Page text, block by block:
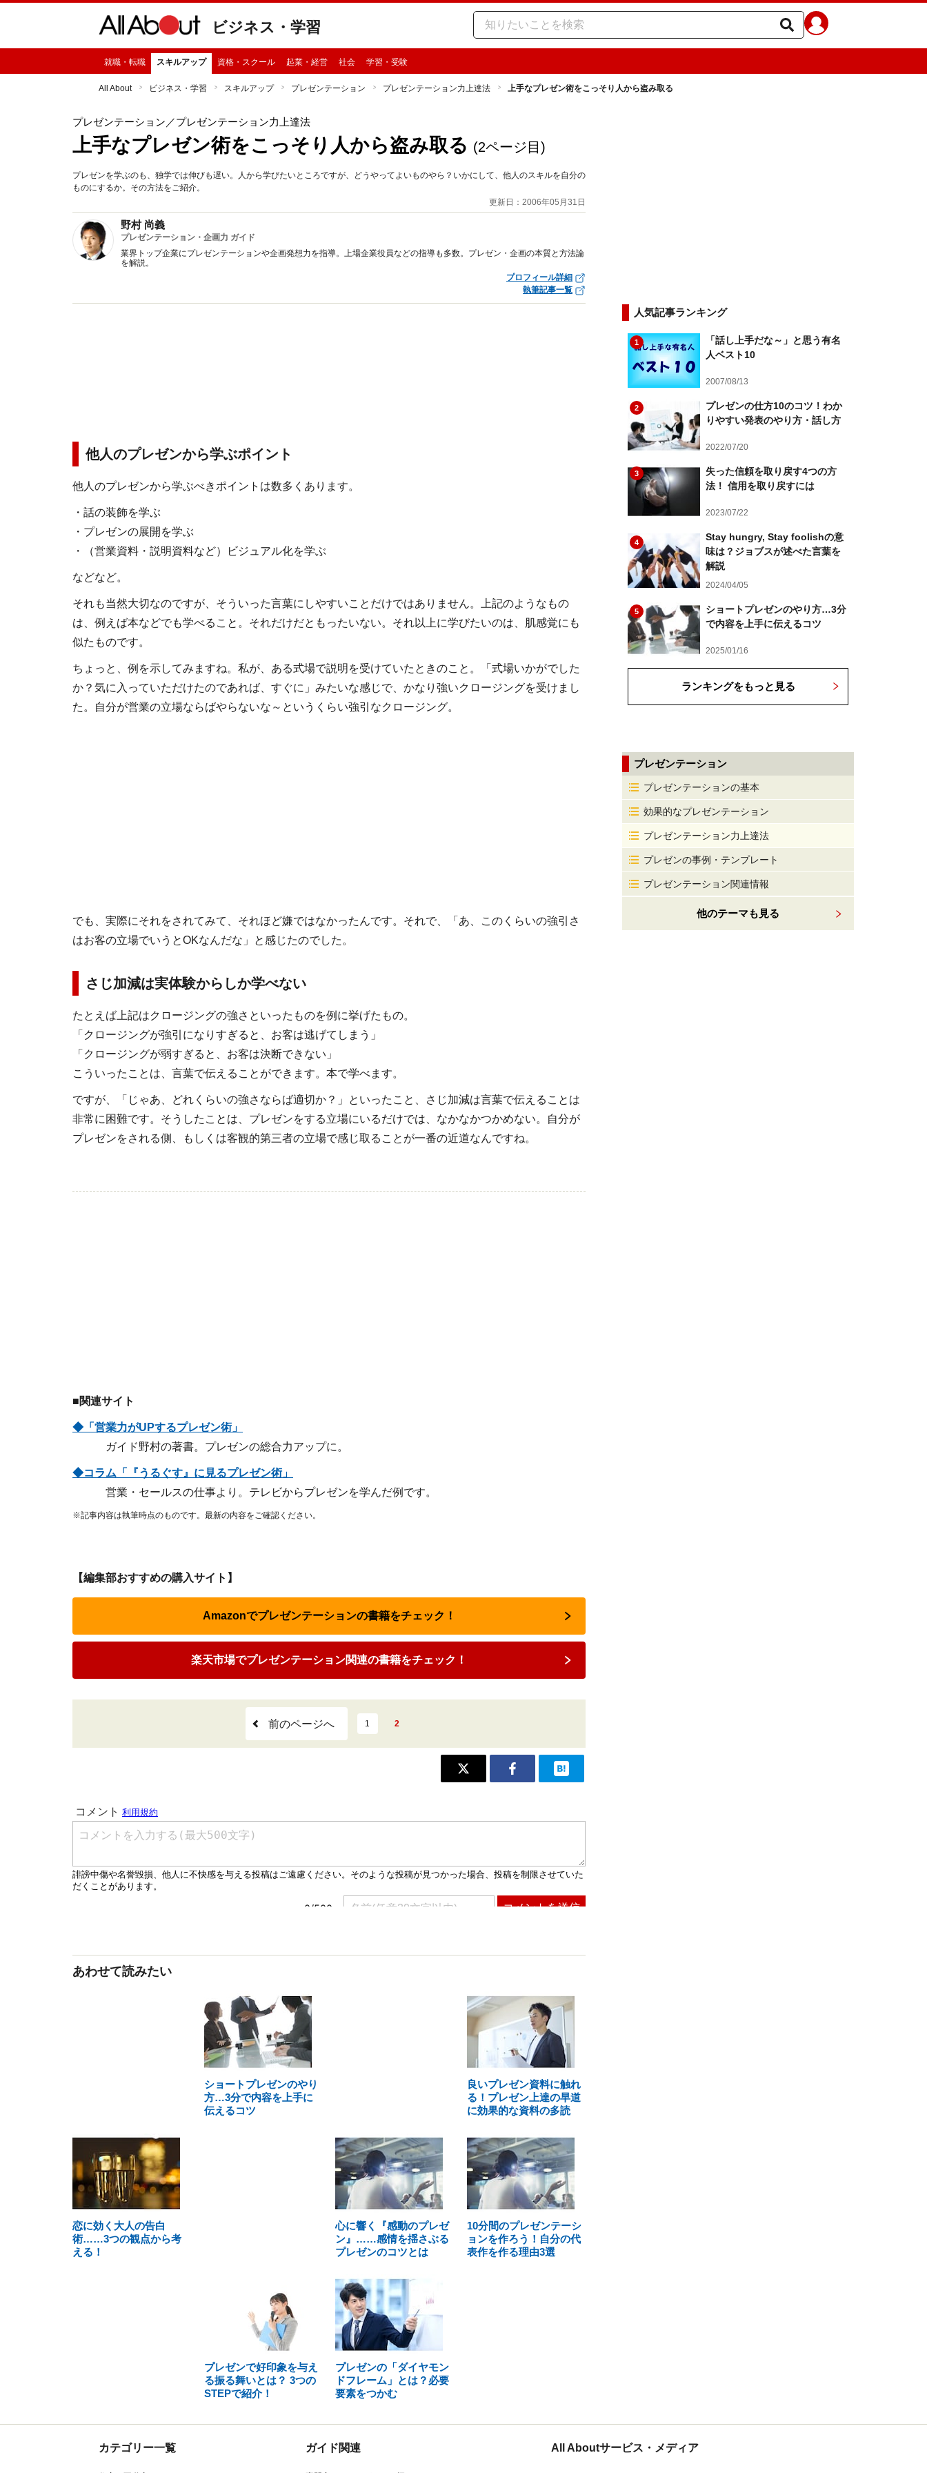
ビジネス・学習
就職・転職 スキルアップ 資格・スクール 起業・経営 社会 学習・受験
All About ビジネス・学習 スキルアップ プレゼンテーション プレゼンテーション力上達法 上手なプレゼン術をこっそり人から盗み取る
プレゼンテーション ／プレゼンテーション力上達法
上手なプレゼン術をこっそり人から盗み取る (2ページ目)
プレゼンを学ぶのも、独学では伸びも遅い。人から学びたいところですが、どうやってよいものやら？いかにして、他人のスキルを自分の
ものにするか。その方法をご紹介。
更新日：2006年05月31日
野村 尚義
プレゼンテーション・企画力 ガイド
業界トップ企業にプレゼンテーションや企画発想力を指導。上場企業役員などの指導も多数。プレゼン・企画の本質と方法論
を解説。
プロフィール詳細
執筆記事一覧
他人のプレゼンから学ぶポイント
他人のプレゼンから学ぶべきポイントは数多くあります。
・話の装飾を学ぶ
・プレゼンの展開を学ぶ
・（営業資料・説明資料など）ビジュアル化を学ぶ
などなど。
それも当然大切なのですが、そういった言葉にしやすいことだけではありません。上記のようなもの
は、例えば本などでも学べること。それだけだともったいない。それ以上に学びたいのは、肌感覚にも
似たものです。
ちょっと、例を示してみますね。私が、ある式場で説明を受けていたときのこと。「式場いかがでした
か？気に入っていただけたのであれば、すぐに」みたいな感じで、かなり強いクロージングを受けまし
た。自分が営業の立場ならばやらないな～というくらい強引なクロージング。
でも、実際にそれをされてみて、それほど嫌ではなかったんです。それで、「あ、このくらいの強引さ
はお客の立場でいうとOKなんだな」と感じたのでした。
さじ加減は実体験からしか学べない
たとえば上記はクロージングの強さといったものを例に挙げたもの。
「クロージングが強引になりすぎると、お客は逃げてしまう」
「クロージングが弱すぎると、お客は決断できない」
こういったことは、言葉で伝えることができます。本で学べます。
ですが、「じゃあ、どれくらいの強さならば適切か？」といったこと、さじ加減は言葉で伝えることは
非常に困難です。そうしたことは、プレゼンをする立場にいるだけでは、なかなかつかめない。自分が
プレゼンをされる側、もしくは客観的第三者の立場で感じ取ることが一番の近道なんですね。
■関連サイト
◆「営業力がUPするプレゼン術」
ガイド野村の著書。プレゼンの総合力アップに。
◆コラム「『うるぐす』に見るプレゼン術」
営業・セールスの仕事より。テレビからプレゼンを学んだ例です。
※記事内容は執筆時点のものです。最新の内容をご確認ください。
【編集部おすすめの購入サイト】
Amazonでプレゼンテーションの書籍をチェック！
楽天市場でプレゼンテーション関連の書籍をチェック！
前のページへ 1 2
あわせて読みたい
ショートプレゼンのやり
方…3分で内容を上手に
伝えるコツ
良いプレゼン資料に触れ
る！プレゼン上達の早道
に効果的な資料の多読
恋に効く大人の告白
術……3つの観点から考
える！
心に響く『感動のプレゼ
ン』……感情を揺さぶる
プレゼンのコツとは
10分間のプレゼンテーシ
ョンを作ろう！自分の代
表作を作る理由3選
プレゼンで好印象を与え
る振る舞いとは？ 3つの
STEPで紹介！
プレゼンの「ダイヤモン
ドフレーム」とは？必要
要素をつかむ
人気記事ランキング
1
「話し上手だな～」と思う有名
人ベスト10
2007/08/13
2
プレゼンの仕方10のコツ！わか
りやすい発表のやり方・話し方
2022/07/20
3
失った信頼を取り戻す4つの方
法！ 信用を取り戻すには
2023/07/22
4
Stay hungry, Stay foolishの意
味は？ジョブスが述べた言葉を
解説
2024/04/05
5
ショートプレゼンのやり方…3分
で内容を上手に伝えるコツ
2025/01/16
ランキングをもっと見る
プレゼンテーション
プレゼンテーションの基本
効果的なプレゼンテーション
プレゼンテーション力上達法
プレゼンの事例・テンプレート
プレゼンテーション関連情報
他のテーマも見る
カテゴリー一覧 ガイド関連 All Aboutサービス・メディア